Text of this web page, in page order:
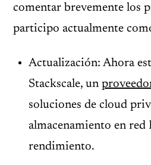
comentar brevemente los
participo actualmente
Actualización: Ahora
Stackscale, un
soluciones de cloud
almacenamiento en red
rendimiento.